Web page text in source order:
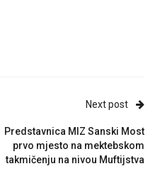
Next post
Predstavnica MIZ Sanski Most
prvo mjesto na mektebskom
takmičenju na nivou Muftijstva